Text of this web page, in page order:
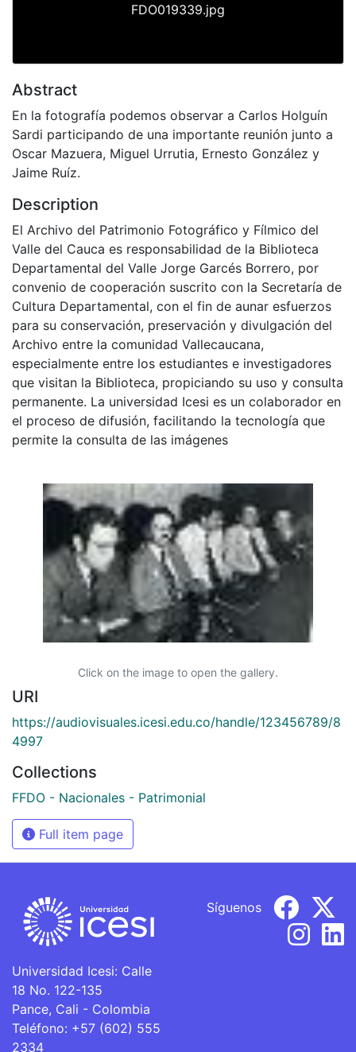
FDO019339.jpg
Abstract
En la fotografía podemos observar a Carlos Holguín
Sardi participando de una importante reunión junto a
Oscar Mazuera, Miguel Urrutia, Ernesto González y
Jaime Ruíz.
Description
El Archivo del Patrimonio Fotográfico y Fílmico del
Valle del Cauca es responsabilidad de la Biblioteca
Departamental del Valle Jorge Garcés Borrero, por
convenio de cooperación suscrito con la Secretaría de
Cultura Departamental, con el fin de aunar esfuerzos
para su conservación, preservación y divulgación del
Archivo entre la comunidad Vallecaucana,
especialmente entre los estudiantes e investigadores
que visitan la Biblioteca, propiciando su uso y consulta
permanente. La universidad Icesi es un colaborador en
el proceso de difusión, facilitando la tecnología que
permite la consulta de las imágenes
Click on the image to open the gallery.
URI
https://audiovisuales.icesi.edu.co/handle/123456789/8
4997
Collections
FFDO - Nacionales - Patrimonial
Full item page
Universidad Icesi: Calle
18 No. 122-135
Pance, Cali - Colombia
Teléfono: +57 (602) 555
2334
Síguenos